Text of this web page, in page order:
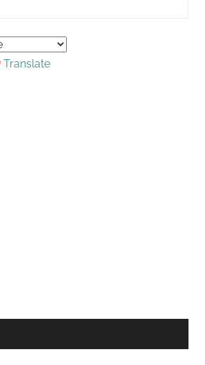
Translate